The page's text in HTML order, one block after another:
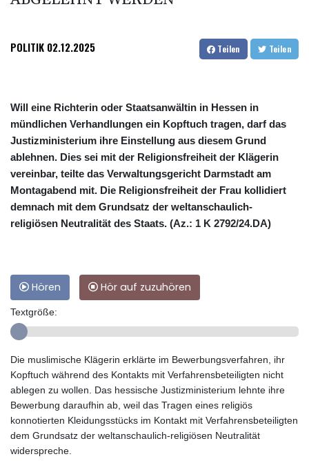
POLITIK 02.12.2025 Teilen Teilen
Will eine Richterin oder Staatsanwältin in Hessen in
mündlichen Verhandlungen ein Kopftuch tragen, darf das
Justizministerium ihre Einstellung aus diesem Grund
ablehnen. Dies sei mit der Religionsfreiheit der Klägerin
vereinbar, teilte das Verwaltungsgericht Darmstadt am
Montagabend mit. Die Religionsfreiheit der Frau kollidiert
demnach mit dem Grundsatz der weltanschaulich-
religiösen Neutralität des Staats. (Az.: 1 K 2792/24.DA)
Hören Hör auf zuzuhören
Textgröße:
Die muslimische Klägerin erklärte im Bewerbungsverfahren, ihr
Kopftuch während des Kontakts mit Verfahrensbeteiligten nicht
ablegen zu wollen. Das hessische Justizministerium lehnte ihre
Bewerbung daraufhin ab, weil das Tragen eines religiös
konnotierten Kleidungsstücks im Kontakt mit Verfahrensbeteiligten
dem Grundsatz der weltanschaulich-religiösen Neutralität
widerspreche.